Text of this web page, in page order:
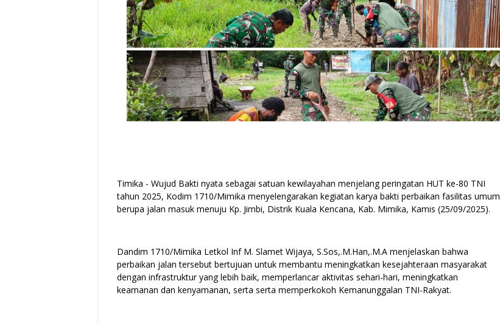
Timika - Wujud Bakti nyata sebagai satuan kewilayahan menjelang peringatan HUT ke-80 TNI
tahun 2025, Kodim 1710/Mimika menyelengarakan kegiatan karya bakti perbaikan fasilitas umum
berupa jalan masuk menuju Kp. Jimbi, Distrik Kuala Kencana, Kab. Mimika, Kamis (25/09/2025).
Dandim 1710/Mimika Letkol Inf M. Slamet Wijaya, S.Sos,.M.Han,.M.A menjelaskan bahwa
perbaikan jalan tersebut bertujuan untuk membantu meningkatkan kesejahteraan masyarakat
dengan infrastruktur yang lebih baik, memperlancar aktivitas sehari-hari, meningkatkan
keamanan dan kenyamanan, serta serta memperkokoh Kemanunggalan TNI-Rakyat.